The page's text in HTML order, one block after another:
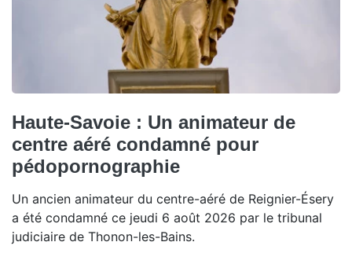
Haute-Savoie : Un animateur de
centre aéré condamné pour
pédopornographie
Un ancien animateur du centre-aéré de Reignier-Ésery
a été condamné ce jeudi 6 août 2026 par le tribunal
judiciaire de Thonon-les-Bains.